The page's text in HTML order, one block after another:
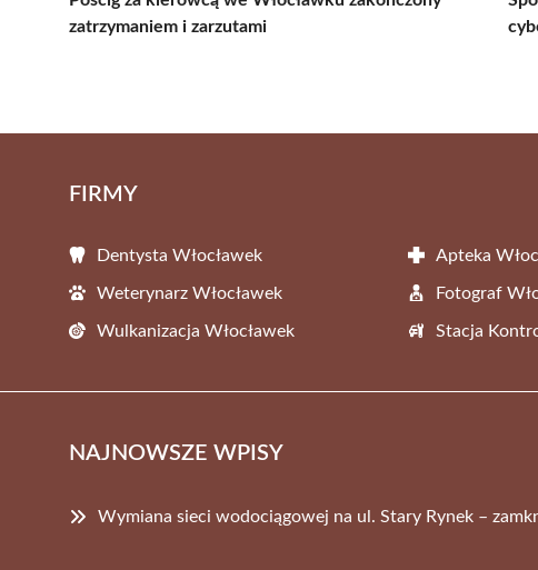
zatrzymaniem i zarzutami
FIRMY
Dentysta Włocławek Apteka
Weterynarz Włocławek Fotograf
Wulkanizacja Włocławek Stacja
NAJNOWSZE WPISY
Wymiana sieci wodociągowej na ul. Stary Rynek –